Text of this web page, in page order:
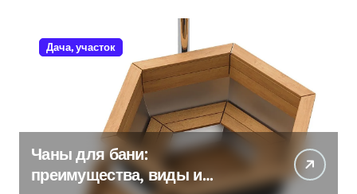
Дача, участок
Чаны для бани:
преимущества, виды и